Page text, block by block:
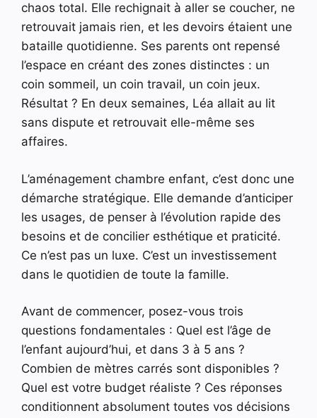
chaos total. Elle rechignait à aller se coucher, ne
retrouvait jamais rien, et les devoirs étaient une
bataille quotidienne. Ses parents ont repensé
l’espace en créant des zones distinctes : un
coin sommeil, un coin travail, un coin jeux.
Résultat ? En deux semaines, Léa allait au lit
sans dispute et retrouvait elle-même ses
affaires.
L’aménagement chambre enfant, c’est donc une
démarche stratégique. Elle demande d’anticiper
les usages, de penser à l’évolution rapide des
besoins et de concilier esthétique et praticité.
Ce n’est pas un luxe. C’est un investissement
dans le quotidien de toute la famille.
Avant de commencer, posez-vous trois
questions fondamentales : Quel est l’âge de
l’enfant aujourd’hui, et dans 3 à 5 ans ?
Combien de mètres carrés sont disponibles ?
Quel est votre budget réaliste ? Ces réponses
conditionnent absolument toutes vos décisions